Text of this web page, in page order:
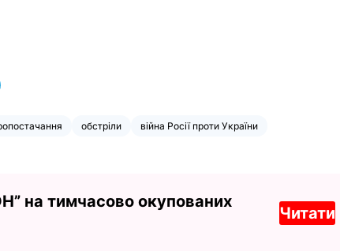
обстріли
війна Росії проти України
на тимчасово окупованих
Читати